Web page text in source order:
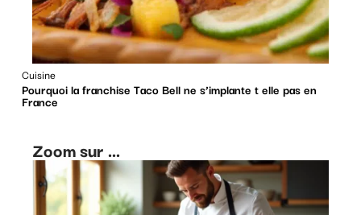
Cuisine
Pourquoi la franchise Taco Bell ne s’implante t elle pas en
France
Zoom sur ...